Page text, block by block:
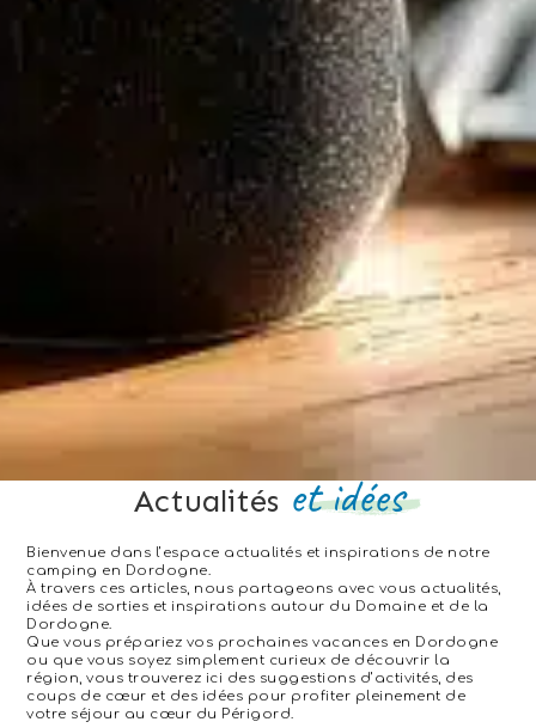
Actualités et idées
Bienvenue dans l’espace actualités et inspirations de notre
camping en Dordogne.
À travers ces articles, nous partageons avec vous actualités,
idées de sorties et inspirations autour du Domaine et de la
Dordogne.
Que vous prépariez vos prochaines vacances en Dordogne
ou que vous soyez simplement curieux de découvrir la
région, vous trouverez ici des suggestions d’activités, des
coups de cœur et des idées pour profiter pleinement de
votre séjour au cœur du Périgord.